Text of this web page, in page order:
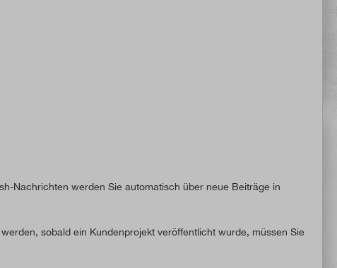
Nachrichten werden Sie automatisch über neue Beiträge in
sobald ein Kundenprojekt veröffentlicht wurde, müssen Sie